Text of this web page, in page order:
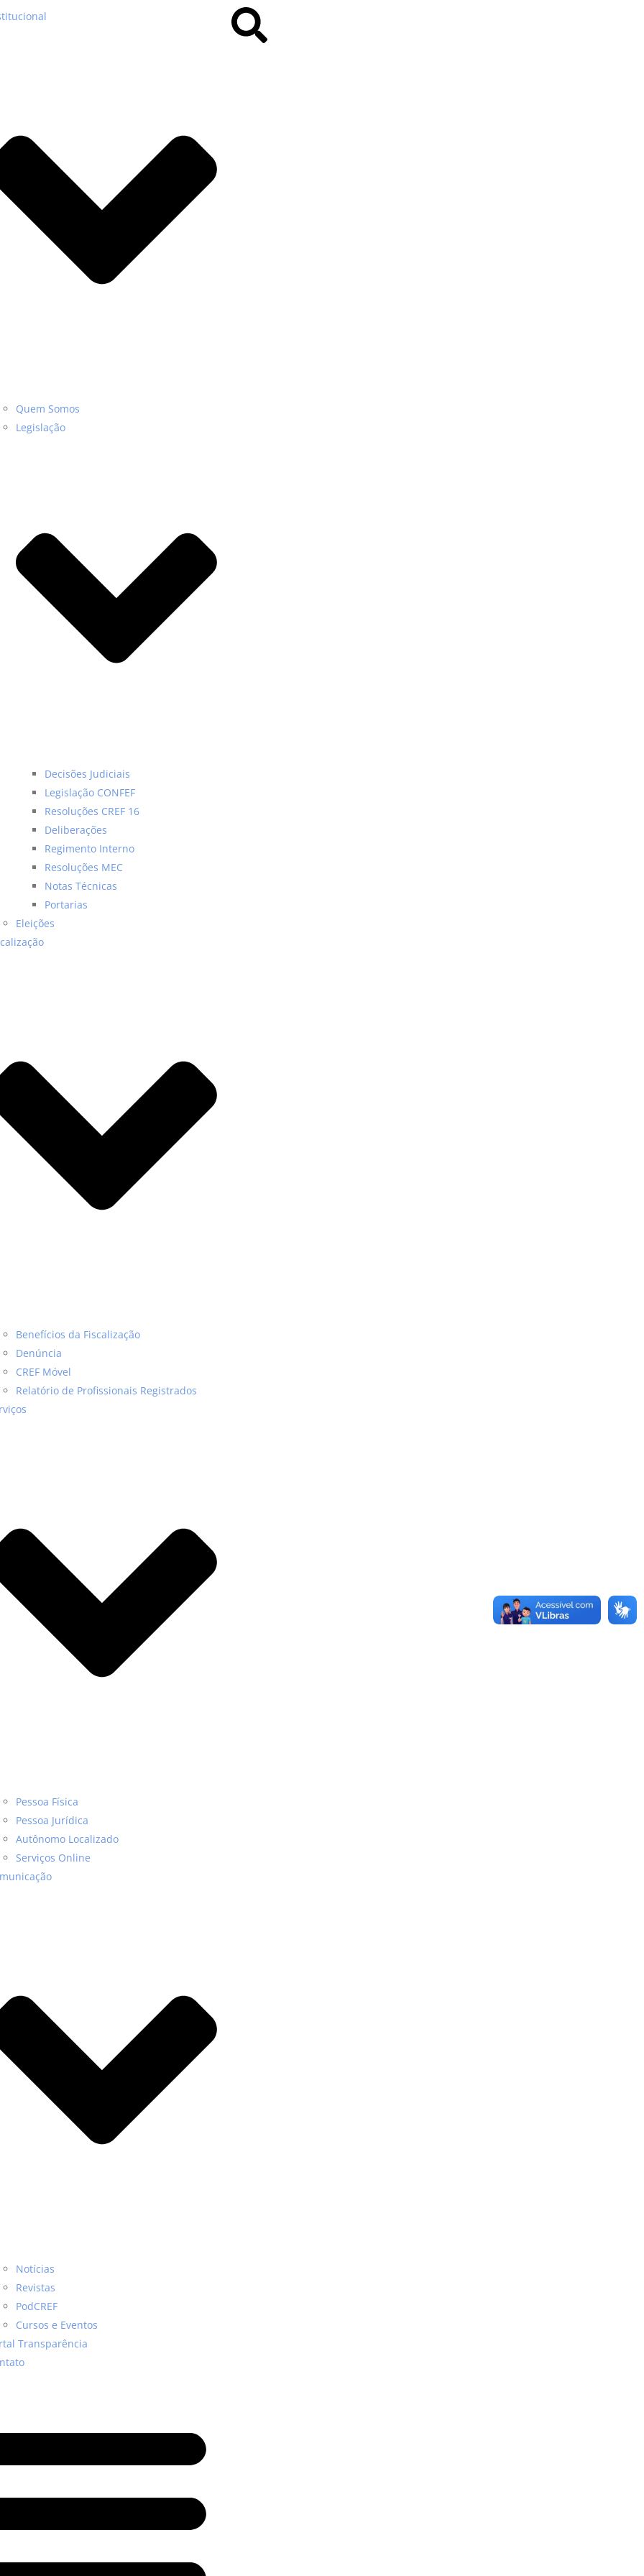
Quem Somos
Legislação
Decisões Judiciais
Legislação CONFEF
Resoluções CREF 16
Deliberações
Regimento Interno
Resoluções MEC
Notas Técnicas
Portarias
Eleições
Benefícios da Fiscalização
Denúncia
CREF Móvel
Relatório de Profissionais Registrados
Pessoa Física
Pessoa Jurídica
Autônomo Localizado
Serviços Online
Notícias
Revistas
PodCREF
Cursos e Eventos
Transparência